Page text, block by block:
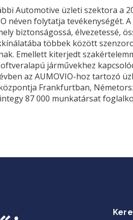
Automotive üzleti szektora a
néven folytatja tevékenységét.
biztonságossá, élvezetessé,
többek között
Emellett kiterjedt
járművekhez
az AUMOVIO-hoz tartozó
Frankfurtban,
87 000 munkatársat